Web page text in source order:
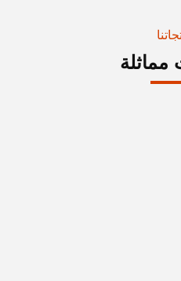
مماثلة